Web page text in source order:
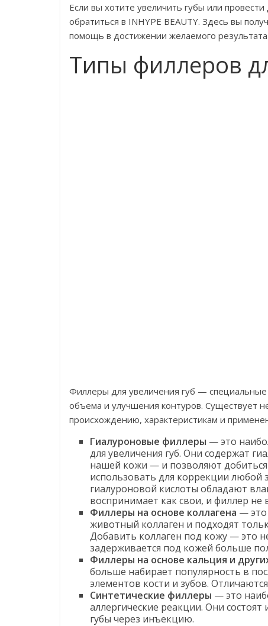
Если вы хотите увеличить губы или
обратиться в INHYPE BEAUTY. Здесь вы
помощь в достижении желаемого результата.
Типы филлеров
Филлеры для увеличения губ — специальные
объема и улучшения контуров. Существует
происхождению, характеристикам и
Гиалуроновые филлеры — это
для увеличения губ. Они содержат
нашей кожи — и позволяют
использовать для коррекции любой
гиалуроновой кислоты обладают
воспринимает как свои, и филлер не
Филлеры на основе коллагена — это
животный коллаген и подходят
Добавить коллаген под кожу — это
задерживается под кожей больше
Филлеры на основе кальция и
больше набирает популярность в
элементов кости и зубов.
Синтетические филлеры — это
аллергические реакции. Они
губы через инъекцию.